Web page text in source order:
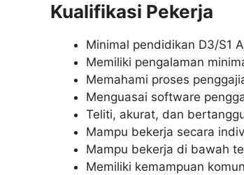
Kualifikasi Pekerja
Minimal pendidikan D3/S1
Memiliki pengalaman
Memahami proses
Menguasai software
Teliti, akurat, dan
Mampu bekerja secara
Mampu bekerja di bawah
Memiliki kemampuan